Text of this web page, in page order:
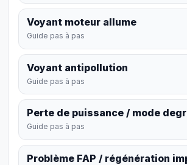
Voyant moteur allume
Guide pas à pas
Voyant antipollution
Guide pas à pas
Perte de puissance / mode
Guide pas à pas
Problème FAP / régénération